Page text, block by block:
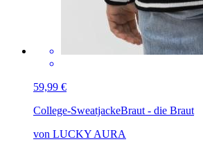
59,99 €
College-SweatjackeBraut - die Braut
von LUCKY AURA